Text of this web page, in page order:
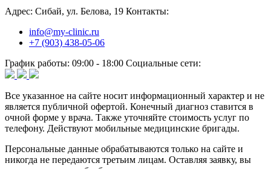
Адрес: Сибай, ул. Белова, 19 Контакты:
info@my-clinic.ru
+7 (903) 438-05-06
График работы: 09:00 - 18:00 Социальные сети:
Все указанное на сайте носит информационный характер и не
является публичной офертой. Конечный диагноз ставится в
очной форме у врача. Также уточняйте стоимость услуг по
телефону. Действуют мобильные медицинские бригады.
Персональные данные обрабатываются только на сайте и
никогда не передаются третьим лицам. Оставляя заявку, вы